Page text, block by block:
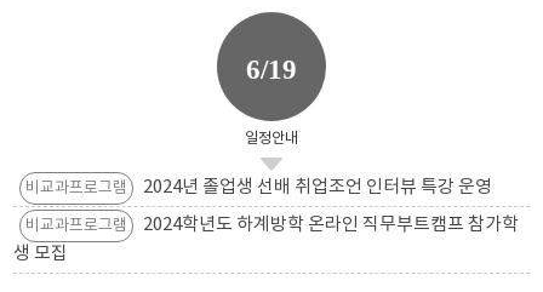
6/19
일정안내
비교과프로그램 2024년 졸업생 선배 취업조언 인터뷰 특강 운영
비교과프로그램
2024학년도 하계방학 온라인 직무부트캠프 참가학
생 모집